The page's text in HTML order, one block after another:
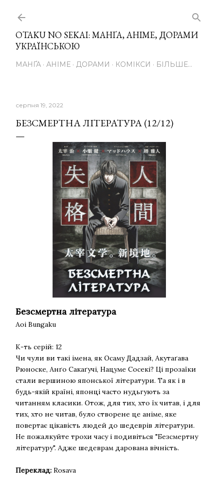
OTAKU NO SEKAI: МАНҐА, АНІМЕ, ДОРАМИ
УКРАЇНСЬКОЮ
МАНҐА АНІМЕ ДОРАМИ КОМІКСИ БІЛЬШЕ…
серпня 19, 2022
БЕЗСМЕРТНА ЛІТЕРАТУРА (12/12)
Безсмертна література
Aoi Bungaku
К-ть серій: 12
Чи чули ви такі імена, як Осаму Дадзай, Акутаґава
Рюноске, Анґо Сакаґучі, Нацуме Сосекі? Ці прозаїки
стали вершиною японської літератури. Та як і в
будь-якій країні, японці часто нудьгують за
читанням класики. Отож, для тих, хто їх читав, і для
тих, хто не читав, було створене це аніме, яке
повертає цікавість людей до шедеврів літератури.
Не пожалкуйте трохи часу і подивіться "Безсмертну
літературу". Адже шедеврам дарована вічність.
Переклад: Rosava